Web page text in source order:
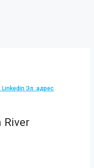
Linkedin Эл. адрес
River